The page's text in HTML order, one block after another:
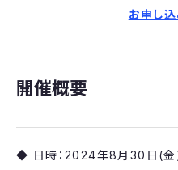
お申し
開催概要
◆ 日時：2024年8月30日(金)